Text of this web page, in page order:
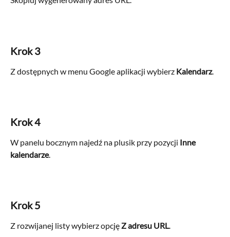
Krok 3
Z dostępnych w menu Google aplikacji wybierz Kalendarz.
Krok 4
W panelu bocznym najedź na plusik przy pozycji Inne
kalendarze.
Krok 5
Z rozwijanej listy wybierz opcję Z adresu URL.